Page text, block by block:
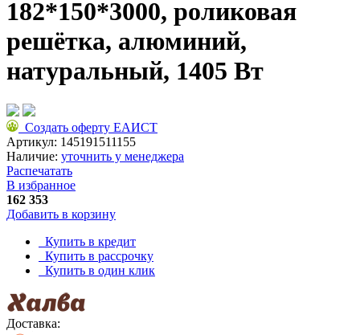
182*150*3000, роликовая
решётка, алюминий,
натуральный, 1405 Вт
Создать оферту ЕАИСТ
Артикул: 145191511155
Наличие: уточнить у менеджера
Распечатать
В избранное
162 353
Добавить в корзину
Купить в кредит
Купить в рассрочку
Купить в один клик
Доставка: